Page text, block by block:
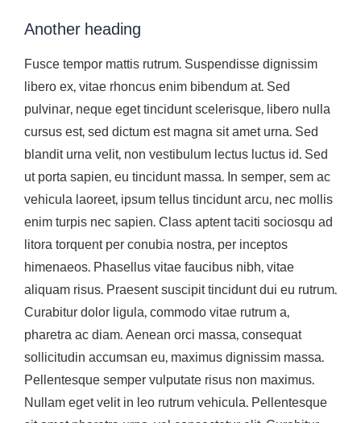
Another heading
Fusce tempor mattis rutrum. Suspendisse dignissim
libero ex, vitae rhoncus enim bibendum at. Sed
pulvinar, neque eget tincidunt scelerisque, libero nulla
cursus est, sed dictum est magna sit amet urna. Sed
blandit urna velit, non vestibulum lectus luctus id. Sed
ut porta sapien, eu tincidunt massa. In semper, sem ac
vehicula laoreet, ipsum tellus tincidunt arcu, nec mollis
enim turpis nec sapien. Class aptent taciti sociosqu ad
litora torquent per conubia nostra, per inceptos
himenaeos. Phasellus vitae faucibus nibh, vitae
aliquam risus. Praesent suscipit tincidunt dui eu rutrum.
Curabitur dolor ligula, commodo vitae rutrum a,
pharetra ac diam. Aenean orci massa, consequat
sollicitudin accumsan eu, maximus dignissim massa.
Pellentesque semper vulputate risus non maximus.
Nullam eget velit in leo rutrum vehicula. Pellentesque